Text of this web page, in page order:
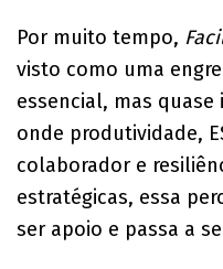
Por muito tempo,
visto como uma
essencial, mas
onde produtividade,
colaborador e
estratégicas, essa
ser apoio e passa a